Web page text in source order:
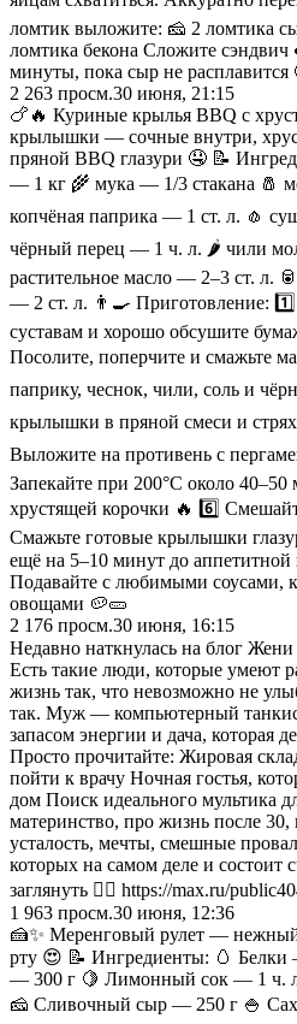
ломтик выложите: 🧀 2 ломтика
ломтика бекона Сложите сэндвич
минуты, пока сыр не расплавится
2 263 просм.30 июня, 21:15
🍗🔥 Куриные крылья BBQ с
крылышки — сочные внутри,
пряной BBQ глазури 🤤 📝
— 1 кг 🌾 мука — 1/3 стакана 🧂
копчёная паприка — 1 ст. л. 🧄
чёрный перец — 1 ч. л. 🌶 чили
растительное масло — 2–3 ст. л.
— 2 ст. л. 👨‍🍳 Приготовление: 1️⃣
суставам и хорошо обсушите
Посолите, поперчите и смажьте
паприку, чеснок, чили, соль и
крылышки в пряной смеси и
Выложите на противень с
Запекайте при 200°C около 40–50
хрустящей корочки 🔥 6️⃣
Смажьте готовые крылышки
ещё на 5–10 минут до
Подавайте с любимыми соусами,
овощами 🥔🥒
2 176 просм.30 июня, 16:15
Недавно наткнулась на блог
Есть такие люди, которые умеют
жизнь так, что невозможно не
так. Муж — компьютерный
запасом энергии и дача, которая
Просто прочитайте: Жировая
пойти к врачу Ночная гостья,
дом Поиск идеального мультика
материнство, про жизнь после
усталость, мечты, смешные
которых на самом деле и состоит
заглянуть 👇🏻 https://max.ru/
1 963 просм.30 июня, 12:36
🍰✨ Меренговый рулет — нежный
рту 😍 📝 Ингредиенты: 🥚 Белки
— 300 г 🍋 Лимонный сок — 1 ч.
🧀 Сливочный сыр — 250 г 🍚